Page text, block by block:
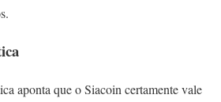
aponta que o Siacoin certamente vale